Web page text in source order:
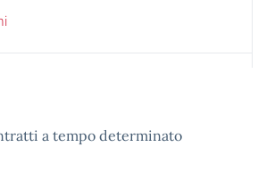
a tempo determinato